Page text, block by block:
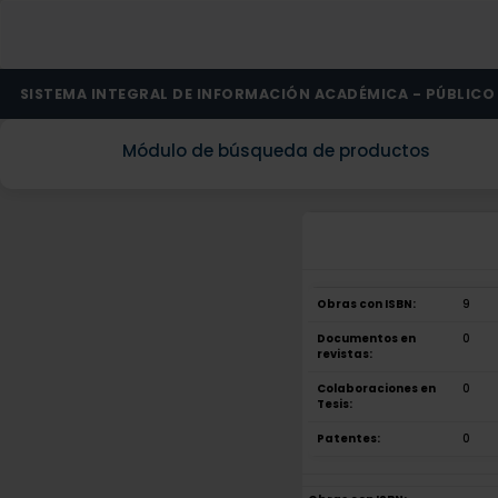
SISTEMA INTEGRAL DE INFORMACIÓN ACADÉMICA - PÚBLICO
Módulo de búsqueda de productos
Obras con ISBN: 9
Documentos en
revistas:
0
Colaboraciones en
Tesis:
0
Patentes: 0